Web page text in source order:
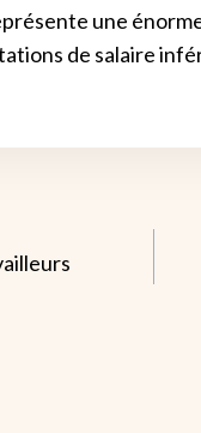
une
de salaire